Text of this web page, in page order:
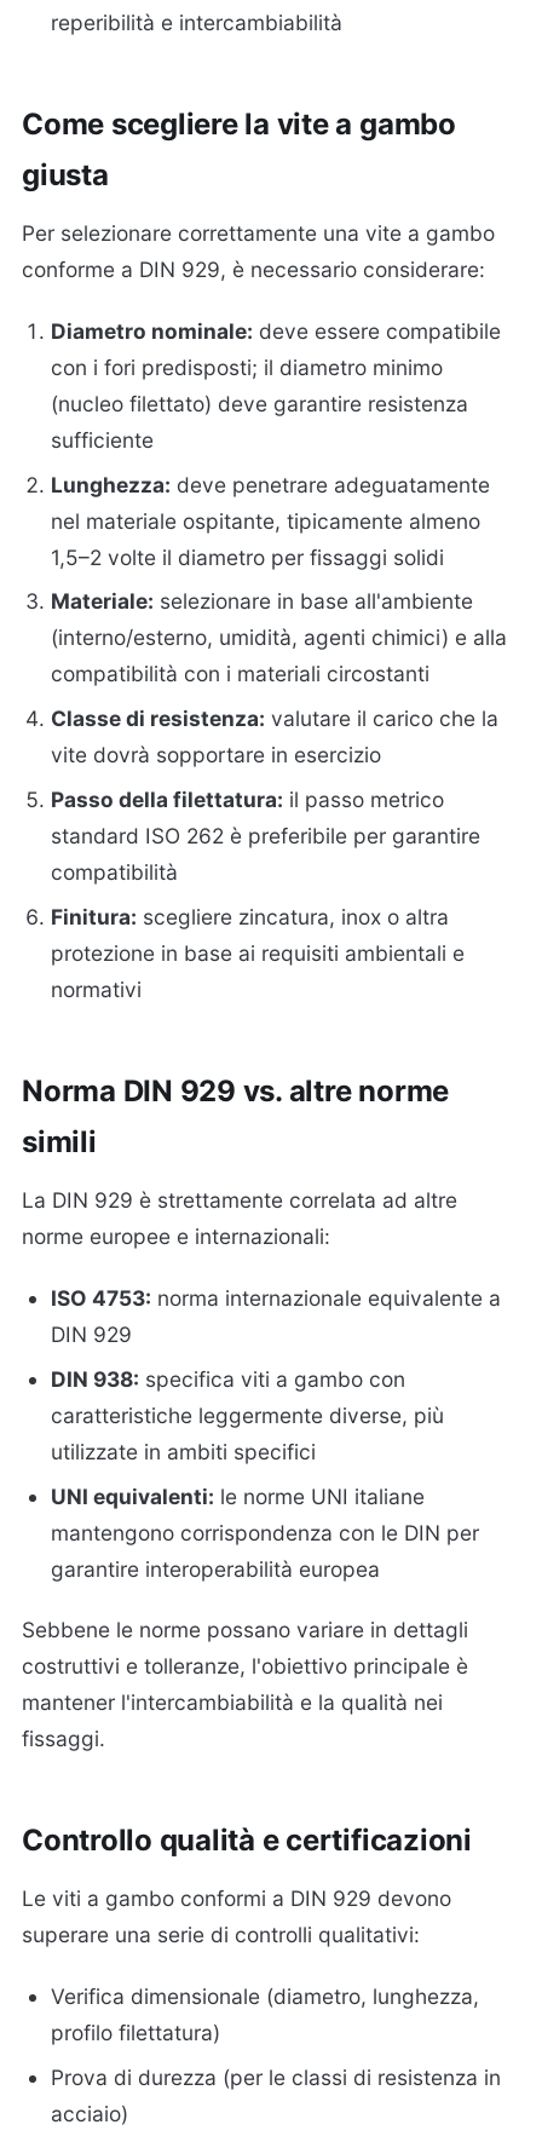
reperibilità e intercambiabilità
Come scegliere la vite a gambo
giusta
Per selezionare correttamente una vite a gambo
conforme a DIN 929, è necessario considerare:
Diametro nominale: deve essere compatibile
con i fori predisposti; il diametro minimo
(nucleo filettato) deve garantire resistenza
sufficiente
Lunghezza: deve penetrare adeguatamente
nel materiale ospitante, tipicamente almeno
1,5–2 volte il diametro per fissaggi solidi
Materiale: selezionare in base all'ambiente
(interno/esterno, umidità, agenti chimici) e alla
compatibilità con i materiali circostanti
Classe di resistenza: valutare il carico che la
vite dovrà sopportare in esercizio
Passo della filettatura: il passo metrico
standard ISO 262 è preferibile per garantire
compatibilità
Finitura: scegliere zincatura, inox o altra
protezione in base ai requisiti ambientali e
normativi
Norma DIN 929 vs. altre norme
simili
La DIN 929 è strettamente correlata ad altre
norme europee e internazionali:
ISO 4753: norma internazionale equivalente a
DIN 929
DIN 938: specifica viti a gambo con
caratteristiche leggermente diverse, più
utilizzate in ambiti specifici
UNI equivalenti: le norme UNI italiane
mantengono corrispondenza con le DIN per
garantire interoperabilità europea
Sebbene le norme possano variare in dettagli
costruttivi e tolleranze, l'obiettivo principale è
mantener l'intercambiabilità e la qualità nei
fissaggi.
Controllo qualità e certificazioni
Le viti a gambo conformi a DIN 929 devono
superare una serie di controlli qualitativi:
Verifica dimensionale (diametro, lunghezza,
profilo filettatura)
Prova di durezza (per le classi di resistenza in
acciaio)